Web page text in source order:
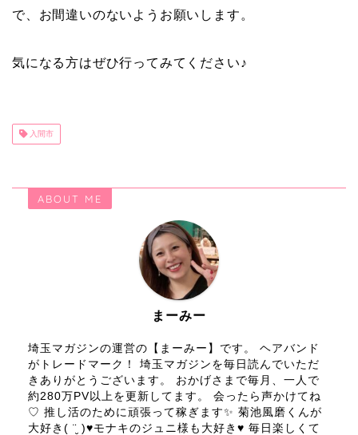
で、お間違いのないようお願いします。
気になる方はぜひ行ってみてください♪
入間市
ABOUT ME
まーみー
埼玉マガジンの運営の【まーみー】です。 ヘアバンド
がトレードマーク！ 埼玉マガジンを毎日読んでいただ
きありがとうございます。 おかげさまで毎月、一人で
約280万PV以上を更新してます。 会ったら声かけてね
♡ 推し活のために頑張って稼ぎます✨ 菊池風磨くんが
大好き( ¨̮ )♥モナキのジュニ様も大好き♥ 毎日楽しくて